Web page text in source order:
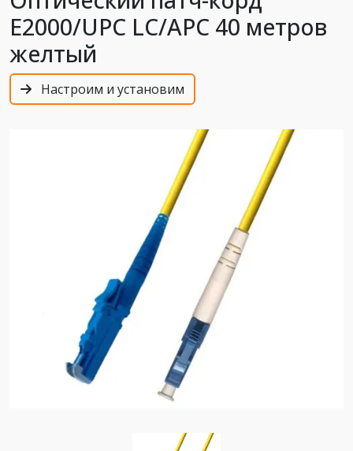
E2000/UPC LC/APC 40 метров
желтый
Настроим и установим